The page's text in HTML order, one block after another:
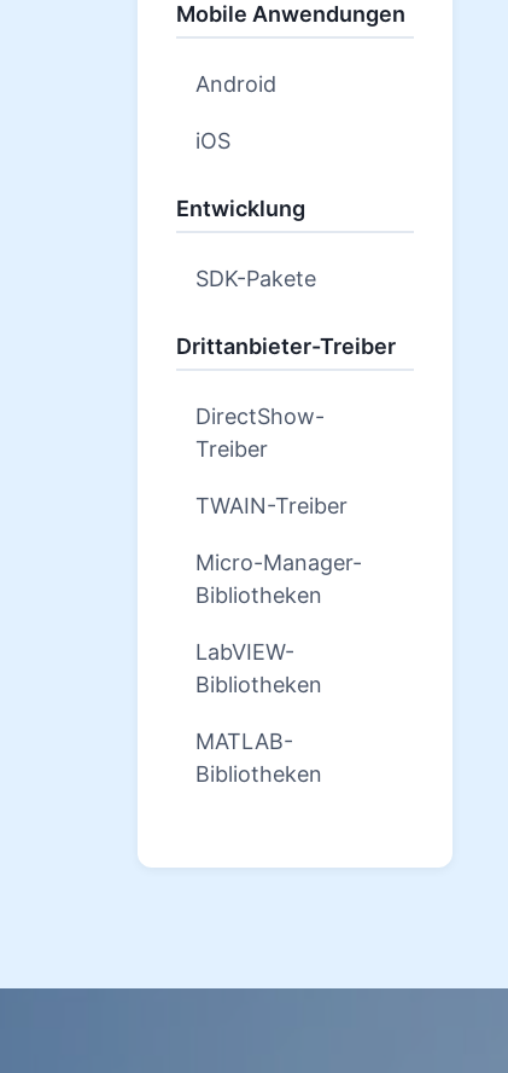
Mobile Anwendungen
Android
iOS
Entwicklung
SDK-Pakete
Drittanbieter-Treiber
DirectShow-
Treiber
TWAIN-Treiber
Micro-Manager-
Bibliotheken
LabVIEW-
Bibliotheken
MATLAB-
Bibliotheken